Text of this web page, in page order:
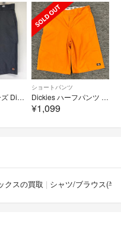
古着 ディッキーズ Dickies パンツ チノパン ワンポイントロゴ ハーフ ショート ワーク w40 ブラック系 メンズ
ショートパンツ
Dickies ハーフパンツ オレンジ
¥1,099
クスの買取 シャツ/ブラウス(半